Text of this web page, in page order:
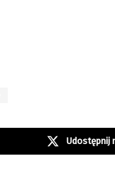
Udostępnij